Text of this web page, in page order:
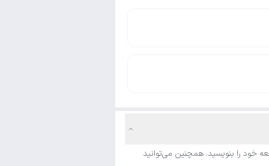
خود را بنویسید. همچنین می‌توانید